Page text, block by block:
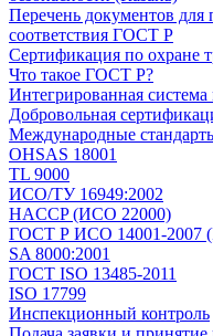
Перечень документов для
соответствия ГОСТ Р
Сертификация по охране
Что такое ГОСТ Р?
Интегрированная
Добровольная
Международные
OHSAS 18001
TL 9000
ИСО/ТУ 16949:2002
HACCP (ИСО 22000)
ГОСТ Р ИСО 14001-2007
SA 8000:2001
ГОСТ ISO 13485-2011
ISO 17799
Инспекционный контроль